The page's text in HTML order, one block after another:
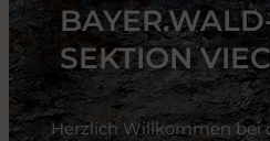
SEKTION
Herzlich Willkommen bei